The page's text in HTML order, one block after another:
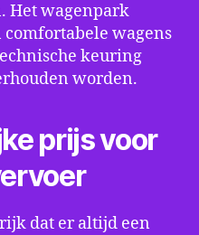
Het wagenpark
wagens
keuring
worden.
prijs voor
dat er altijd een